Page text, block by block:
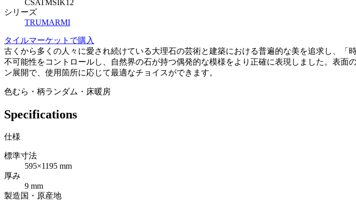
CSATMSIK12
シリーズ
TRUMARMI
タイルマーケットで購入
古くから多くの人々に愛され続けている大理石の芸術と建築における普遍的な美を追求し、
不可能性をコントロールし、自然界の石が持つ偶発的な模様をより正確に表現しました。表
ン展開で、使用箇所に応じて最適なチョイスができます。
色むら・柄ランダム・床暖房
Specifications
仕様
標準寸法
595×1195 mm
厚み
9 mm
製造国・原産地